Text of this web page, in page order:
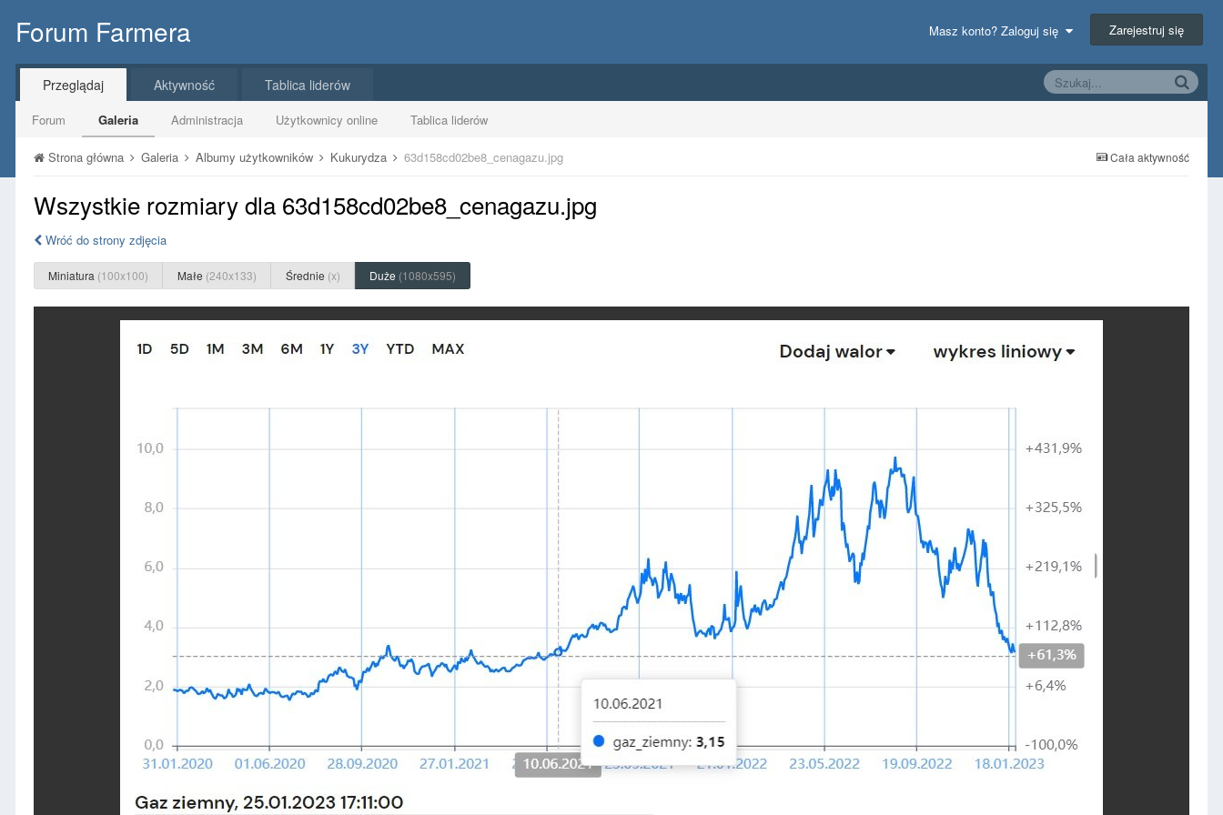
Forum Farmera Masz konto? Zaloguj się Zarejestruj się
Przeglądaj
Forum Galeria Administracja Użytkownicy online Tablica liderów
Aktywność Tablica liderów
Cała aktywność
Strona główna Galeria Albumy użytkowników Kukurydza 63d158cd02be8_cenagazu.jpg
Wszystkie rozmiary dla 63d158cd02be8_cenagazu.jpg
Wróć do strony zdjęcia
Miniatura (100x100) Małe (240x133) Średnie (x) Duże (1080x595)